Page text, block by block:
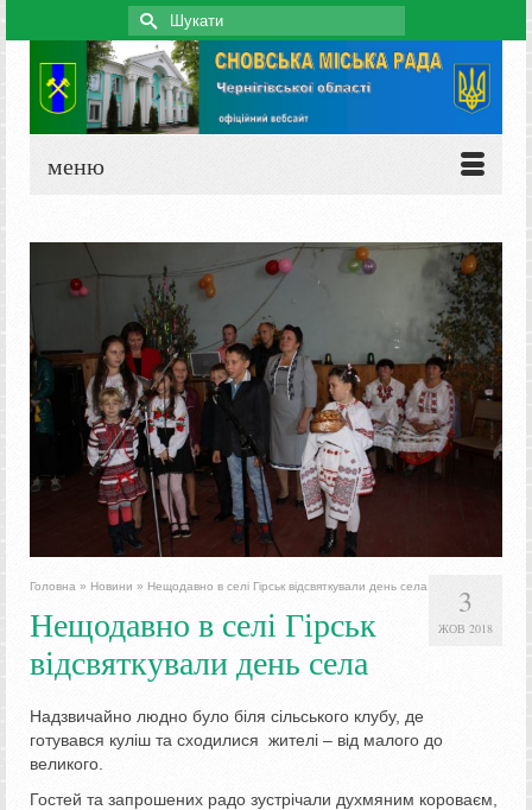
Search
for:
меню
3
ЖОВ 2018
Головна » Новини » Нещодавно в селі Гірськ відсвяткували день села
Нещодавно в селі Гірськ
відсвяткували день села
Надзвичайно людно було біля сільського клубу, де
готувався куліш та сходилися жителі – від малого до
великого.
Гостей та запрошених радо зустрічали духмяним короваєм,